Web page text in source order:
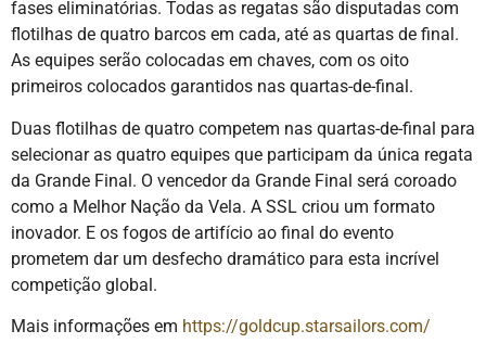
fases eliminatórias. Todas as regatas são disputadas com
flotilhas de quatro barcos em cada, até as quartas de final.
As equipes serão colocadas em chaves, com os oito
primeiros colocados garantidos nas quartas-de-final.
Duas flotilhas de quatro competem nas quartas-de-final para
selecionar as quatro equipes que participam da única regata
da Grande Final. O vencedor da Grande Final será coroado
como a Melhor Nação da Vela. A SSL criou um formato
inovador. E os fogos de artifício ao final do evento
prometem dar um desfecho dramático para esta incrível
competição global.
Mais informações em https://goldcup.starsailors.com/